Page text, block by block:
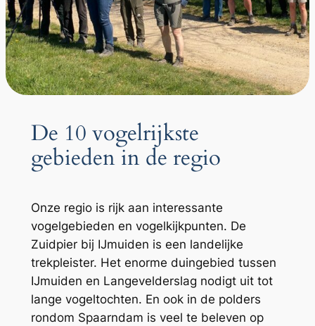
De 10 vogelrijkste
gebieden in de regio
Onze regio is rijk aan interessante
vogelgebieden en vogelkijkpunten. De
Zuidpier bij IJmuiden is een landelijke
trekpleister. Het enorme duingebied tussen
IJmuiden en Langevelderslag nodigt uit tot
lange vogeltochten. En ook in de polders
rondom Spaarndam is veel te beleven op